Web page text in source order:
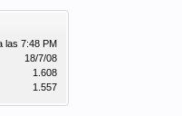
las 7:48 PM
18/7/08
1.608
1.557